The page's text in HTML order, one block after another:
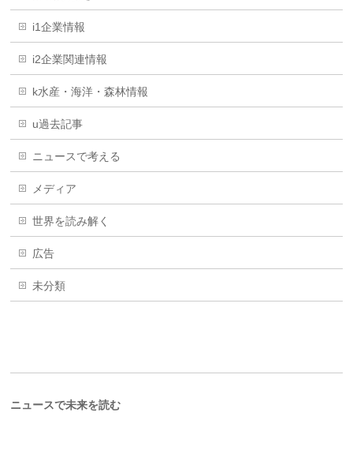
i1企業情報
i2企業関連情報
k水産・海洋・森林情報
u過去記事
ニュースで考える
メディア
世界を読み解く
広告
未分類
ニュースで未来を読む